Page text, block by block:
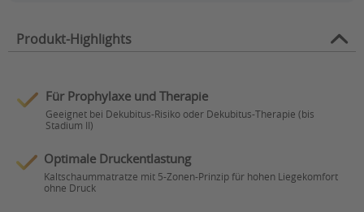
Produkt-Highlights
Für Prophylaxe und Therapie
Geeignet bei Dekubitus-Risiko oder Dekubitus-Therapie (bis
Stadium II)
Optimale Druckentlastung
Kaltschaummatratze mit 5-Zonen-Prinzip für hohen Liegekomfort
ohne Druck